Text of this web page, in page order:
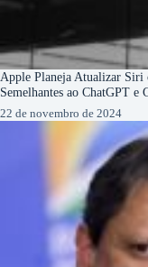
Apple Planeja Atualizar Siri
Semelhantes ao ChatGPT e
22 de novembro de 2024